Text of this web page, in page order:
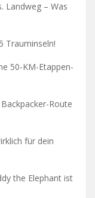
Landweg – Was
Trauminseln!
50-KM-Etappen-
Route
für dein
the Elephant ist